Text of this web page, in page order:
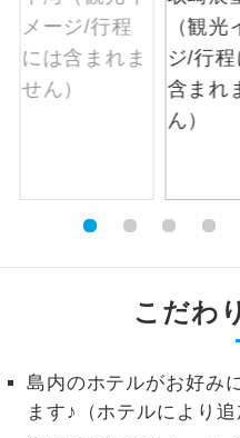
こだわ
島内のホテルがお好み
ます♪（ホテルにより追
大浴場 ご宿泊
全食事付き
全ての
事の心
く）
お部
トラベルイヤ
周り
1名様催行
1名様
2名様催行
2名様
す。
ウェブ限定コースと
ンター及びカウンタ
ません。